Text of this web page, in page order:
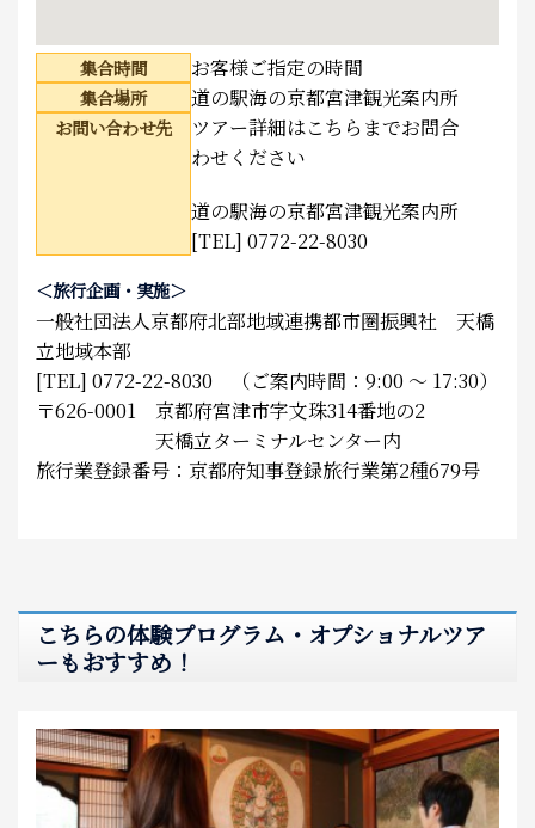
集合時間 お客様ご指定の時間
集合場所 道の駅海の京都宮津観光案内所
お問い合わせ先
ツアー詳細はこちらまでお問合
わせください
道の駅海の京都宮津観光案内所
[TEL] 0772-22-8030
＜旅行企画・実施＞
一般社団法人京都府北部地域連携都市圏振興社 天橋
立地域本部
[TEL] 0772-22-8030 （ご案内時間：9:00 ～ 17:30）
〒626-0001 京都府宮津市字文珠314番地の2
天橋立ターミナルセンター内
旅行業登録番号：京都府知事登録旅行業第2種679号
こちらの体験プログラム・オプショナルツア
ーもおすすめ！